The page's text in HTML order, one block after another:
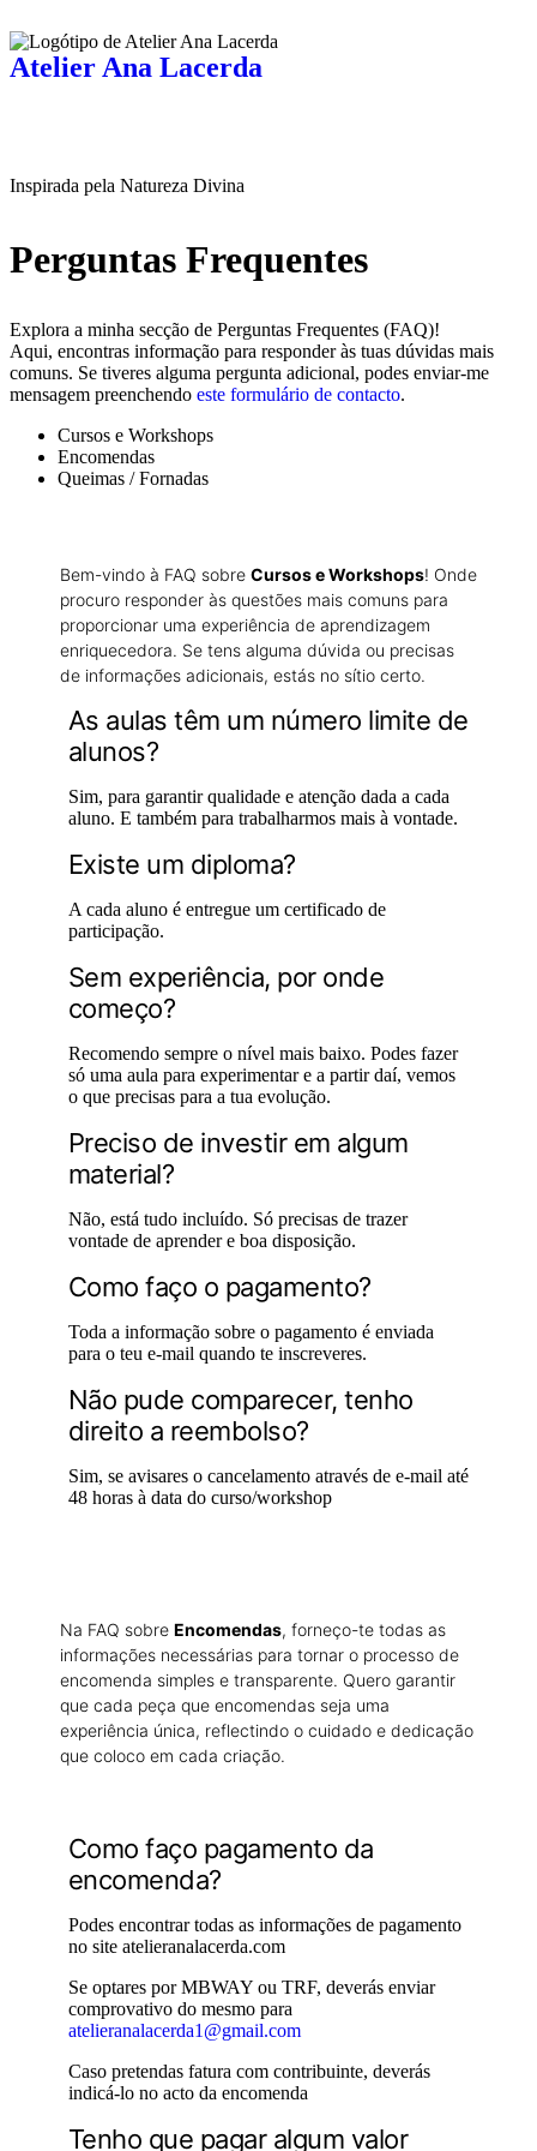
Atelier Ana Lacerda
Inspirada pela Natureza Divina
Perguntas Frequentes
Explora a minha secção de Perguntas Frequentes (FAQ)!
Aqui, encontras informação para responder às tuas dúvidas mais
comuns. Se tiveres alguma pergunta adicional, podes enviar-me
mensagem preenchendo este formulário de contacto.
Cursos e Workshops
Encomendas
Queimas / Fornadas
Bem-vindo à FAQ sobre Cursos e Workshops! Onde
procuro responder às questões mais comuns para
proporcionar uma experiência de aprendizagem
enriquecedora. Se tens alguma dúvida ou precisas
de informações adicionais, estás no sítio certo.
As aulas têm um número limite de
alunos?
Sim, para garantir qualidade e atenção dada a cada
aluno. E também para trabalharmos mais à vontade.
Existe um diploma?
A cada aluno é entregue um certificado de
participação.
Sem experiência, por onde
começo?
Recomendo sempre o nível mais baixo. Podes fazer
só uma aula para experimentar e a partir daí, vemos
o que precisas para a tua evolução.
Preciso de investir em algum
material?
Não, está tudo incluído. Só precisas de trazer
vontade de aprender e boa disposição.
Como faço o pagamento?
Toda a informação sobre o pagamento é enviada
para o teu e-mail quando te inscreveres.
Não pude comparecer, tenho
direito a reembolso?
Sim, se avisares o cancelamento através de e-mail até
48 horas à data do curso/workshop
Na FAQ sobre Encomendas, forneço-te todas as
informações necessárias para tornar o processo de
encomenda simples e transparente. Quero garantir
que cada peça que encomendas seja uma
experiência única, reflectindo o cuidado e dedicação
que coloco em cada criação.
Como faço pagamento da
encomenda?
Podes encontrar todas as informações de pagamento
no site atelieranalacerda.com
Se optares por MBWAY ou TRF, deverás enviar
comprovativo do mesmo para
atelieranalacerda1@gmail.com
Caso pretendas fatura com contribuinte, deverás
indicá-lo no acto da encomenda
Tenho que pagar algum valor